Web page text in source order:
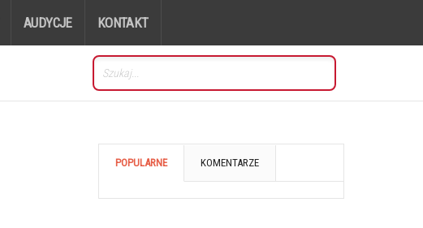
AUDYCJE KONTAKT
POPULARNE KOMENTARZE